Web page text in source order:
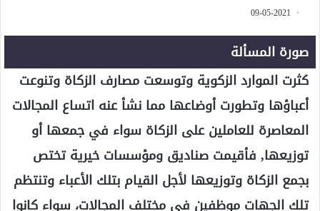
09-05-2021
صورة المسألة
كثرت الموارد الزكوية وتوسعت مصارف الزكاة وتنوعت
أعباؤها وتطورت أوضاعها مما نشأ عنه اتساع المجالات
المعاصرة للعاملين على الزكاة سواء في جمعها أو
توزيعها, فأقيمت صناديق ومؤسسات خيرية تختص
بجمع الزكاة وتوزيعها لأجل القيام بتلك الأعباء وتنتظم
تلك الجهات موظفين في مختلف المجالات، سواء كانوا